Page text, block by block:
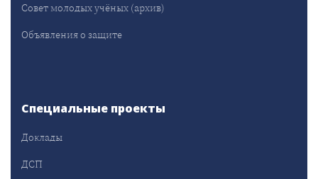
Совет молодых учёных (архив)
Объявления о защите
Специальные проекты
Доклады
ДСП